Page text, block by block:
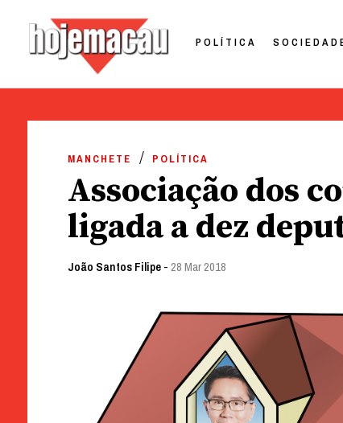
POLÍTICA
MANCHETE POLÍTICA
Associação dos
ligada a dez
João Santos Filipe- 28 Mar 2018